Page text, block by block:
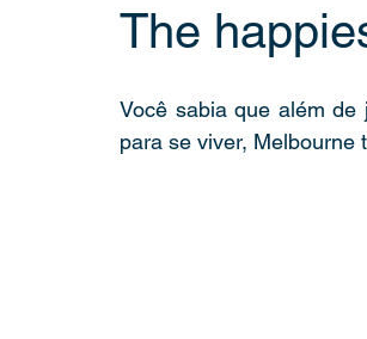
The
Você sabia que além
para se viver, Melbourne